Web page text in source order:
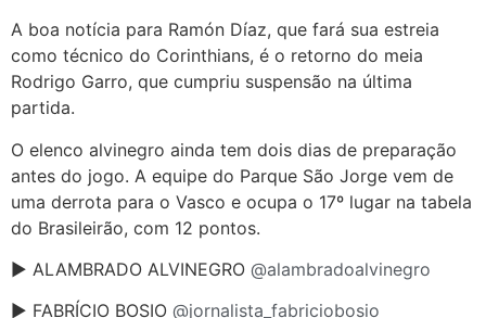
A boa notícia para Ramón Díaz, que fará sua estreia
como técnico do Corinthians, é o retorno do meia
Rodrigo Garro, que cumpriu suspensão na última
partida.
O elenco alvinegro ainda tem dois dias de preparação
antes do jogo. A equipe do Parque São Jorge vem de
uma derrota para o Vasco e ocupa o 17º lugar na tabela
do Brasileirão, com 12 pontos.
► ALAMBRADO ALVINEGRO @alambradoalvinegro
► FABRÍCIO BOSIO @jornalista_fabriciobosio